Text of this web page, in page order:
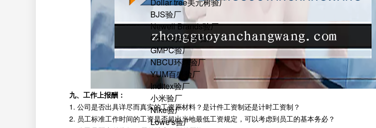
BJS验厂
Newell Brands验厂
Costco好市多验厂
GMPC验厂
NBCU环球验厂
YUM百盛验厂
Inditex验厂
小米验厂
Nike验厂
Lowe's验厂
九、工作上报酬：
1. 公司是否出具详尽而真实的工资原材料？是计件工资制还是计时工资制？
2. 员工标准工作时间的工资是否超出当地最低工资规定，可以考虑到员工的基本务必？